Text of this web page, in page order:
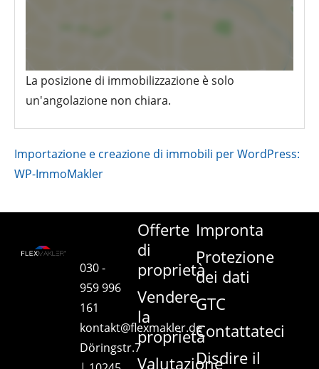
La posizione di immobilizzazione è solo
un'angolazione non chiara.
Importazione e creazione di immobili per WordPress:
WP-ImmoMakler
030 -
959 996
161
kontakt@flexmakler.de
Döringstr.7
Offerte
di
proprietà
Vendere
la
proprietà
Valutazione
Impronta
Protezione
dei dati
GTC
Contattateci
Disdire il